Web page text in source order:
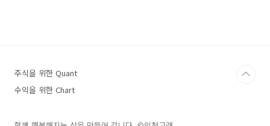
주식을 위한 Quant
수익을 위한 Chart